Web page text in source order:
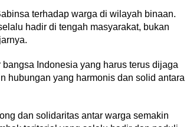
terhadap warga di wilayah binaan.
hadir di tengah masyarakat, bukan
Indonesia yang harus terus dijaga
hubungan yang harmonis dan solid antara
dan solidaritas antar warga semakin